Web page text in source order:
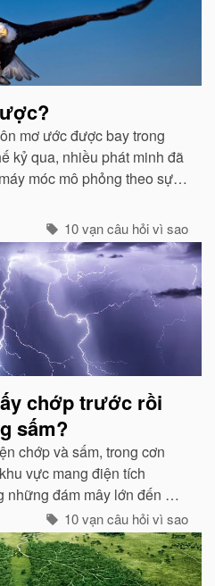
mơ ước được bay trong
kỷ qua, nhiều phát minh đã
móc mô phỏng theo sự
10 vạn câu hỏi vì sao
chớp trước rồi
sấm?
chớp và sấm, trong cơn
vực mang điện tích
đám mây lớn đến một
tích trong quá trình phát
10 vạn câu hỏi vì sao